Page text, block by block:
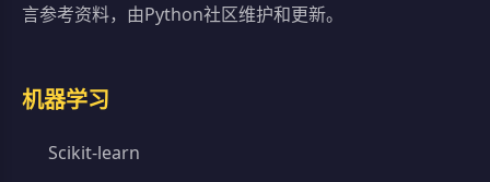
言参考资料，由Python社区维护和更新。
机器学习
Scikit-learn